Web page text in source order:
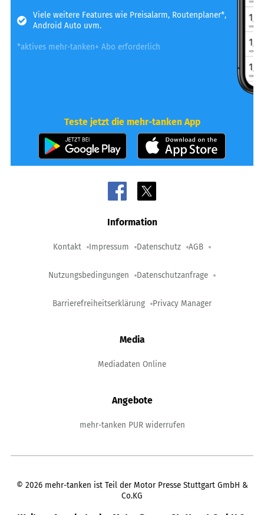
Viele weitere Features wie Preisalarm, Routenplaner*,
Android Auto uvm.
*aktives mehr-tanken+ Abo erforderlich
Teste jetzt die mehr-tanken App
Information
Kontakt Impressum Datenschutz AGB
Nutzungsbedingungen Datenschutzanfrage
Barrierefreiheitserklärung Privacy Manager
Media
Mediadaten Online
Angebote
mehr-tanken PUR widerrufen
© 2026 mehr-tanken ist Teil der Motor Presse Stuttgart GmbH &
Co.KG